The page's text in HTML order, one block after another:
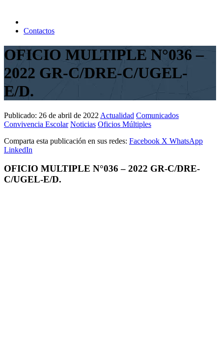
Contactos
OFICIO MULTIPLE N°036 –
2022 GR-C/DRE-C/UGEL-
E/D.
Publicado: 26 de abril de 2022 Actualidad Comunicados
Convivencia Escolar Noticias Oficios Múltiples
Comparta esta publicación en sus redes: Facebook X WhatsApp
LinkedIn
OFICIO MULTIPLE N°036 – 2022 GR-C/DRE-
C/UGEL-E/D.